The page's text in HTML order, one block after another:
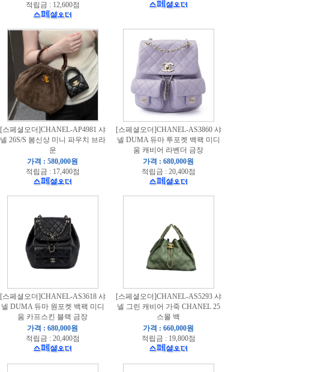
적립금 : 12,600점
[스페셜오더]CHANEL-AP4981 샤
넬 26S/S 봄신상 미니 파우치 브라
운
가격 : 580,000원
적립금 : 17,400점
[스페셜오더]CHANEL-AS3860 샤
넬 DUMA 듀마 투포켓 백팩 미디
움 캐비어 라벤더 금장
가격 : 680,000원
적립금 : 20,400점
[스페셜오더]CHANEL-AS3618 샤
넬 DUMA 듀마 원포켓 백팩 미디
움 카프스킨 블랙 금장
가격 : 680,000원
적립금 : 20,400점
[스페셜오더]CHANEL-AS5293 샤
넬 그린 캐비어 가죽 CHANEL 25
스몰 백
가격 : 660,000원
적립금 : 19,800점